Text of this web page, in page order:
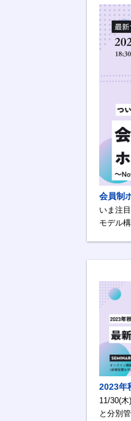
会員制
いま注
モデル
2023年
11/30(
と分別